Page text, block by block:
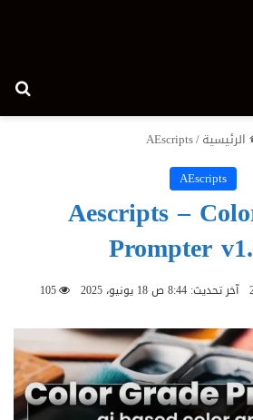
الرئيسية/
AEscripts
AEscripts
Aescripts –
Prompter
آخر تحديث: 8:44 ص 18 يونيو، 2025 105